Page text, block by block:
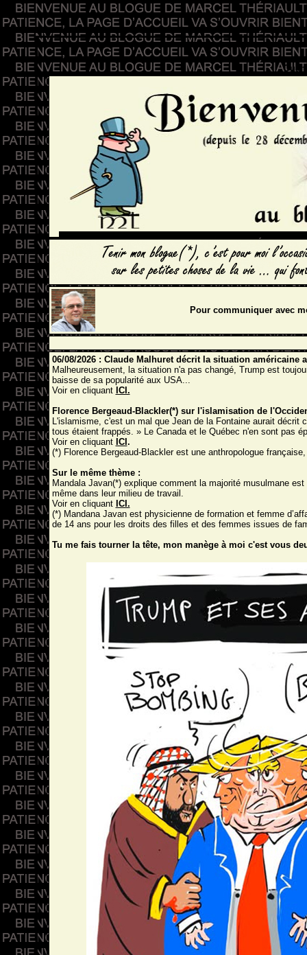
Pour communiquer avec
06/08/2026 : Claude Malhuret décrit la situation américaine
Malheureusement, la situation n'a pas changé, Trump est
baisse de sa popularité aux USA...
Voir en cliquant ICI.
Florence Bergeaud-Blackler(*) sur l'islamisation de
L'islamisme, c'est un mal que Jean de la Fontaine aurait
tous étaient frappés. » Le Canada et le Québec n'en sont pas
Voir en cliquant ICI .
(*) Florence Bergeaud-Blackler est une anthropologue
Sur le même thème :
Mandala Javan(*) explique comment la majorité musulmane
même dans leur milieu de travail.
Voir en cliquant ICI.
(*) Mandana Javan est physicienne de formation et femme
de 14 ans pour les droits des filles et des femmes issues de
Tu me fais tourner la tête, mon manège à moi c'est vous